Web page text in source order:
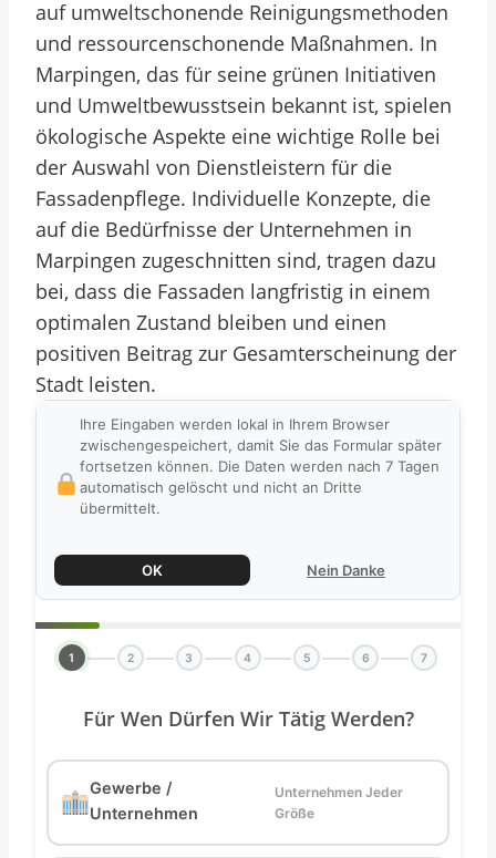
auf umweltschonende Reinigungsmethoden
und ressourcenschonende Maßnahmen. In
Marpingen, das für seine grünen Initiativen
und Umweltbewusstsein bekannt ist, spielen
ökologische Aspekte eine wichtige Rolle bei
der Auswahl von Dienstleistern für die
Fassadenpflege. Individuelle Konzepte, die
auf die Bedürfnisse der Unternehmen in
Marpingen zugeschnitten sind, tragen dazu
bei, dass die Fassaden langfristig in einem
optimalen Zustand bleiben und einen
positiven Beitrag zur Gesamterscheinung der
Stadt leisten.
Ihre Eingaben werden lokal in Ihrem Browser
zwischengespeichert, damit Sie das Formular später
fortsetzen können. Die Daten werden nach 7 Tagen
automatisch gelöscht und nicht an Dritte
übermittelt.
OK Nein Danke
1 2 3 4 5 6 7
Für Wen Dürfen Wir Tätig Werden?
Gewerbe /
Unternehmen
Unternehmen Jeder
Größe